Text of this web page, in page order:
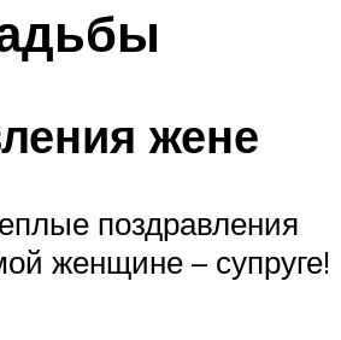
жене
поздравления
женщине – супруге!